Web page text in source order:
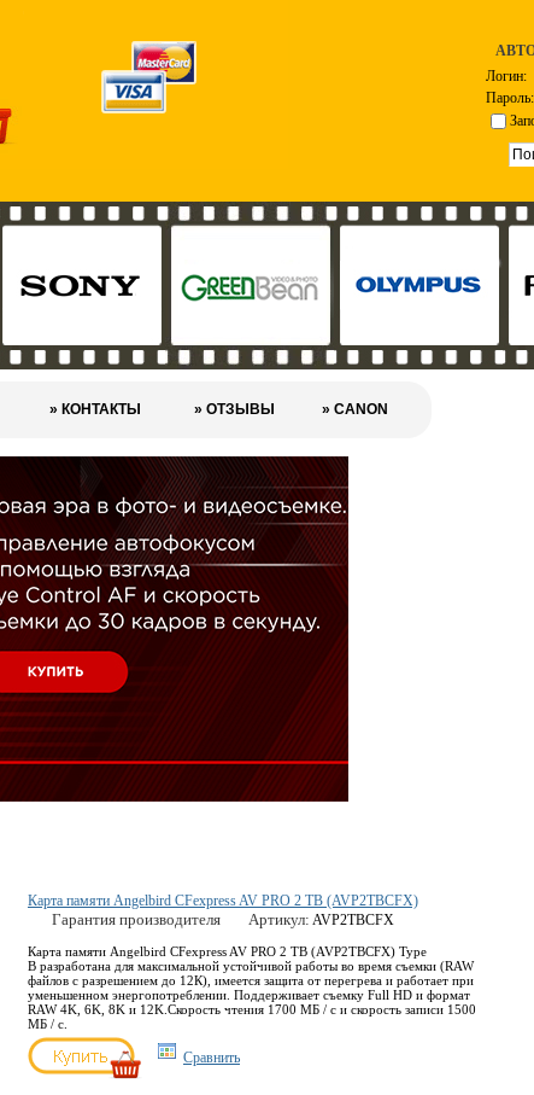
Логин:
Пароль:
» КОНТАКТЫ » ОТЗЫВЫ » CANON
Карта памяти Angelbird CFexpress AV PRO 2 TB (AVP2TBCFX)
Гарантия производителя Артикул: AVP2TBCFX
Карта памяти Angelbird CFexpress AV PRO 2 TB (AVP2TBCFX) Type
B разработана для максимальной устойчивой работы во время съемки (RAW
файлов с разрешением до 12К), имеется защита от перегрева и работает при
уменьшенном энергопотреблении. Поддерживает съемку Full HD и формат
RAW 4K, 6K, 8K и 12K. Скорость чтения 1700 МБ / с и скорость записи 1500
МБ / с.
Сравнить